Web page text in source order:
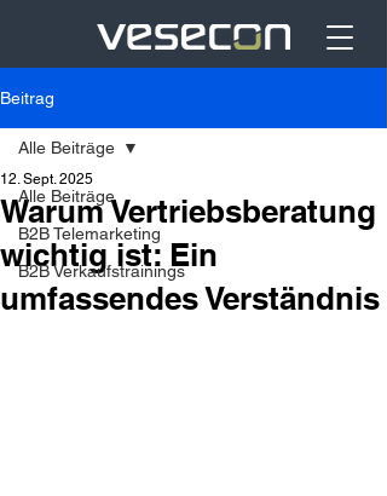
Beitrag
Alle Beiträge
B2B Telemarketing
B2B Verkaufstrainings
Alle Beiträge
Warum Vertriebsberatung
wichtig ist: Ein
umfassendes Verständnis
12. Sept. 2025